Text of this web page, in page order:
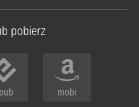
pobierz
mobi